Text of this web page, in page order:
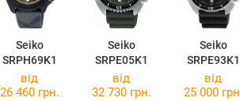
Seiko
SRPH69K1
Seiko
SRPE05K1
Seiko
SRPE93K1
від
26 460 грн.
від
32 730 грн.
від
25 000